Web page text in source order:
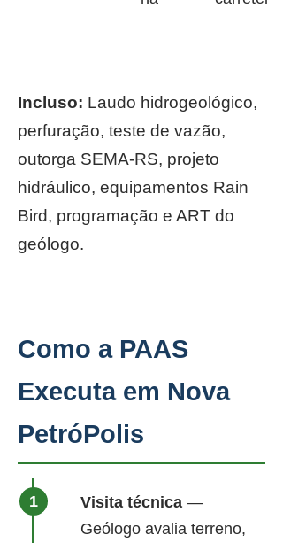
Incluso: Laudo hidrogeológico,
perfuração, teste de vazão,
outorga SEMA-RS, projeto
hidráulico, equipamentos Rain
Bird, programação e ART do
geólogo.
Como a PAAS
Executa em Nova
PetróPolis
Visita técnica —
Geólogo avalia terreno,